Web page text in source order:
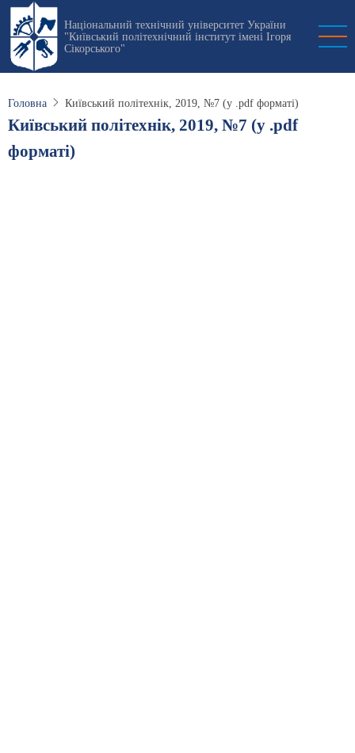
Перейти
основного
вмісту
Національний технічний університет України
"Київський політехнічний інститут імені Ігоря
Сікорського"
Головна Київський політехнік, 2019, №7 (у .pdf форматі)
Київський політехнік, 2019, №7 (у .pdf
форматі)